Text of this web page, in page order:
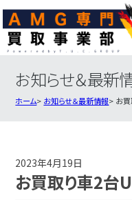
3ステップのカンタン査定
AMG買取実績
お知らせ＆最新
ホーム お知らせ＆最新情報 お買
2023年4月19日
お買取り車2台